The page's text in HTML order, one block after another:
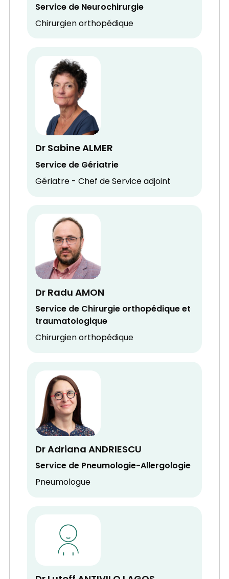
Service de Neurochirurgie
Chirurgien orthopédique
Dr Sabine ALMER
Service de Gériatrie
Gériatre - Chef de Service adjoint
Dr Radu AMON
Service de Chirurgie orthopédique et
traumatologique
Chirurgien orthopédique
Dr Adriana ANDRIESCU
Service de Pneumologie-Allergologie
Pneumologue